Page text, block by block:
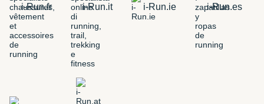
i-Run.fr i-Run.it i-Run.ie i-Run.es